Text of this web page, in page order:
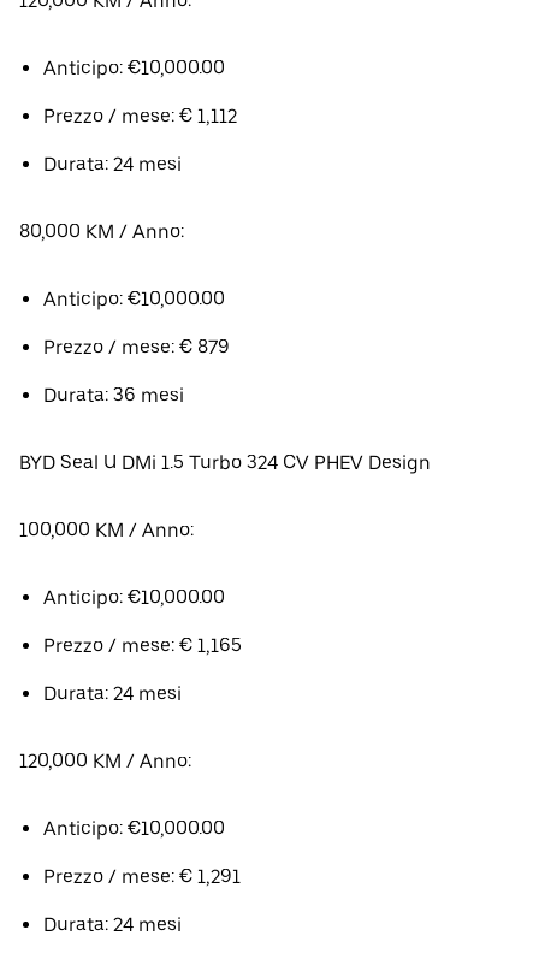
Anticipo: €10,000.00
Prezzo / mese: € 1,112
Durata: 24 mesi
80,000 KM / Anno:
Anticipo: €10,000.00
Prezzo / mese: € 879
Durata: 36 mesi
BYD Seal U DMi 1.5 Turbo 324 CV PHEV Design
100,000 KM / Anno:
Anticipo: €10,000.00
Prezzo / mese: € 1,165
Durata: 24 mesi
120,000 KM / Anno:
Anticipo: €10,000.00
Prezzo / mese: € 1,291
Durata: 24 mesi